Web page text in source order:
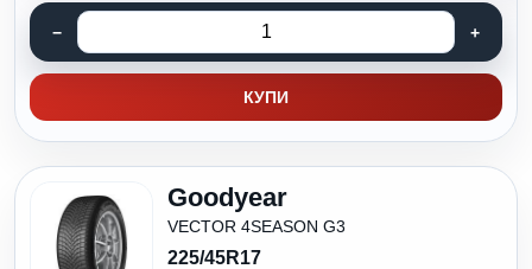
КУПИ
Goodyear
VECTOR 4SEASON G3
225/45R17